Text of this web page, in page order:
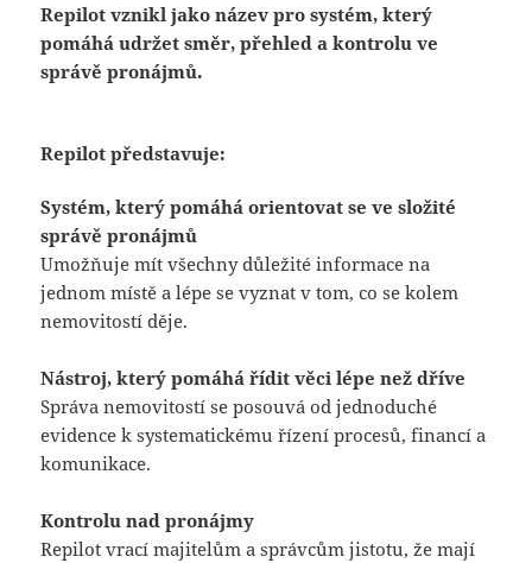
Repilot vznikl jako název pro systém, který
pomáhá udržet směr, přehled a kontrolu ve
správě pronájmů.
Repilot představuje:
Systém, který pomáhá orientovat se ve složité
správě pronájmů
Umožňuje mít všechny důležité informace na
jednom místě a lépe se vyznat v tom, co se kolem
nemovitostí děje.
Nástroj, který pomáhá řídit věci lépe než dříve
Správa nemovitostí se posouvá od jednoduché
evidence k systematickému řízení procesů, financí a
komunikace.
Kontrolu nad pronájmy
Repilot vrací majitelům a správcům jistotu, že mají